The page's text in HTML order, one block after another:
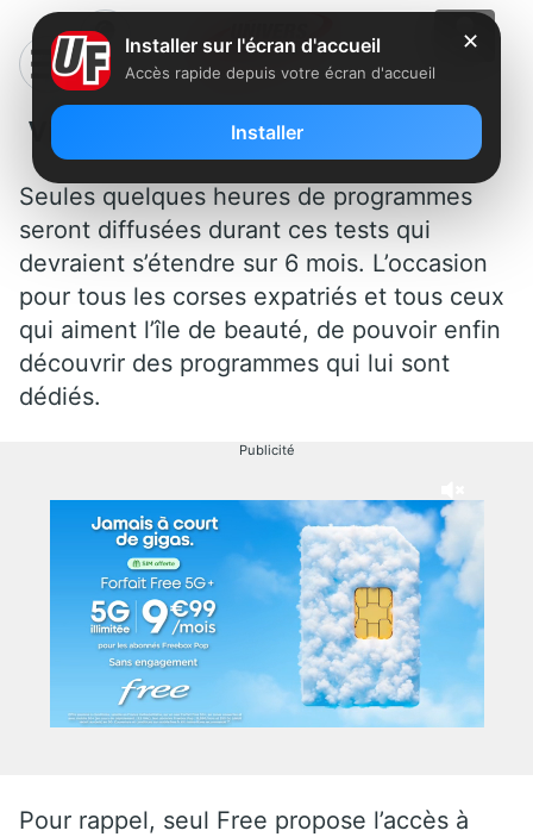
Via Stella arrive sur Freebox TV
Seules quelques heures de programmes
seront diffusées durant ces tests qui
devraient s’étendre sur 6 mois. L’occasion
pour tous les corses expatriés et tous ceux
qui aiment l’île de beauté, de pouvoir enfin
découvrir des programmes qui lui sont
dédiés.
Publicité
Pour rappel, seul Free propose l’accès à
✕
Installer sur l'écran d'accueil
Accès rapide depuis votre écran d'accueil
Installer